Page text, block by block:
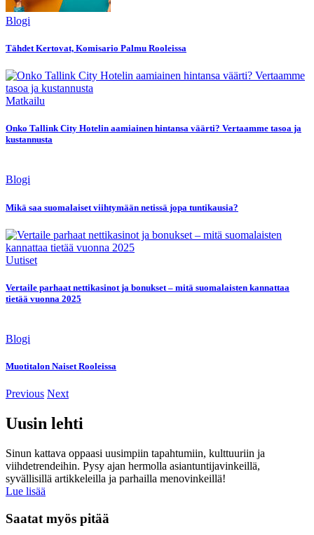
Blogi
Tähdet Kertovat, Komisario Palmu Rooleissa
Matkailu
Onko Tallink City Hotelin aamiainen hintansa väärti? Vertaamme tasoa ja
kustannusta
Blogi
Mikä saa suomalaiset viihtymään netissä jopa tuntikausia?
Uutiset
Vertaile parhaat nettikasinot ja bonukset – mitä suomalaisten kannattaa
tietää vuonna 2025
Blogi
Muotitalon Naiset Rooleissa
Previous Next
Uusin lehti
Sinun kattava oppaasi uusimpiin tapahtumiin, kulttuuriin ja
viihdetrendeihin. Pysy ajan hermolla asiantuntijavinkeillä,
syvällisillä artikkeleilla ja parhailla menovinkeillä!
Lue lisää
Saatat myös pitää